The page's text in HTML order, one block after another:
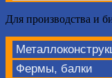
Для производства и
Фермы, балки